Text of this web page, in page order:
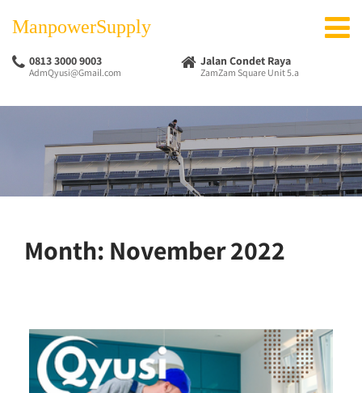
ManpowerSupply
0813 3000 9003
AdmQyusi@Gmail.com
Jalan Condet Raya
ZamZam Square Unit 5.a
Month: November 2022